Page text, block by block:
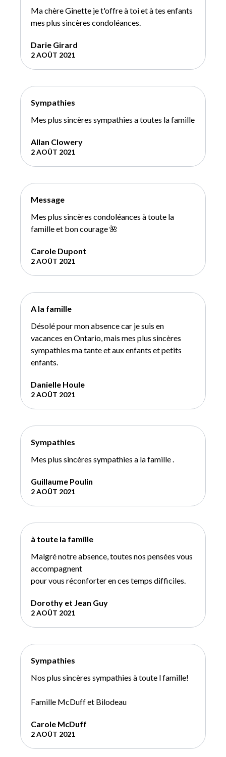
Ma chère Ginette je t'offre à toi et à tes enfants
mes plus sincères condoléances.
Darie Girard
2 AOÛT 2021
Sympathies
Mes plus sincères sympathies a toutes la famille
Allan Clowery
2 AOÛT 2021
Message
Mes plus sincères condoléances à toute la
famille et bon courage 🌺
Carole Dupont
2 AOÛT 2021
A la famille
Désolé pour mon absence car je suis en
vacances en Ontario, mais mes plus sincères
sympathies ma tante et aux enfants et petits
enfants.
Danielle Houle
2 AOÛT 2021
Sympathies
Mes plus sincères sympathies a la famille .
Guillaume Poulin
2 AOÛT 2021
à toute la famille
Malgré notre absence, toutes nos pensées vous
accompagnent
pour vous réconforter en ces temps difficiles.
Dorothy et Jean Guy
2 AOÛT 2021
Sympathies
Nos plus sincères sympathies à toute l famille!
Famille McDuff et Bilodeau
Carole McDuff
2 AOÛT 2021